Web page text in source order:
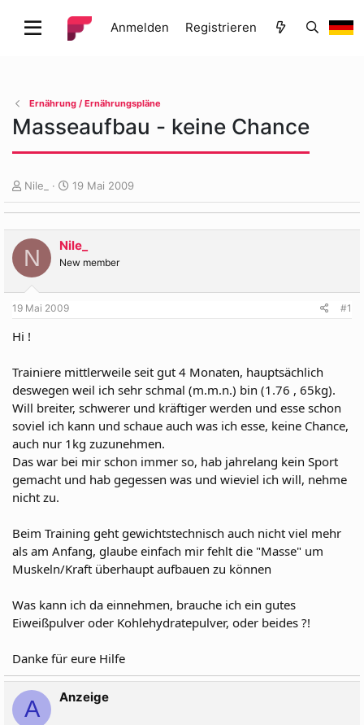
Anmelden Registrieren
Ernährung / Ernährungspläne
Masseaufbau - keine Chance
E
r
s
t
l
e
r
Nile_
E
r
s
t
e
l
t
19 Mai 2009
N Nile_
New member
19 Mai 2009 #1
Hi !
Trainiere mittlerweile seit gut 4 Monaten, hauptsächlich
deswegen weil ich sehr schmal (m.m.n.) bin (1.76 , 65kg).
Will breiter, schwerer und kräftiger werden und esse schon
soviel ich kann und schaue auch was ich esse, keine Chance,
auch nur 1kg zuzunehmen.
Das war bei mir schon immer so, hab jahrelang kein Sport
gemacht und hab gegessen was und wieviel ich will, nehme
nicht zu.
Beim Training geht gewichtstechnisch auch nicht viel mehr
als am Anfang, glaube einfach mir fehlt die "Masse" um
Muskeln/Kraft überhaupt aufbauen zu können
Was kann ich da einnehmen, brauche ich ein gutes
Eiweißpulver oder Kohlehydratepulver, oder beides ?!
Danke für eure Hilfe
A Anzeige